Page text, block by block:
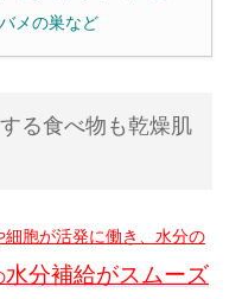
メの巣など
る食べ物も乾燥肌
細胞が活発に働き、水分の
水分補給がスムーズ